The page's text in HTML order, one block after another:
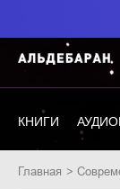
КНИГИ
Главная